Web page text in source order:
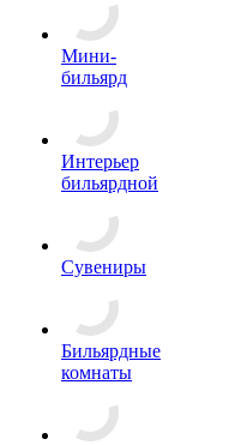
Мини-
бильярд
Интерьер
бильярдной
Сувениры
Бильярдные
комнаты